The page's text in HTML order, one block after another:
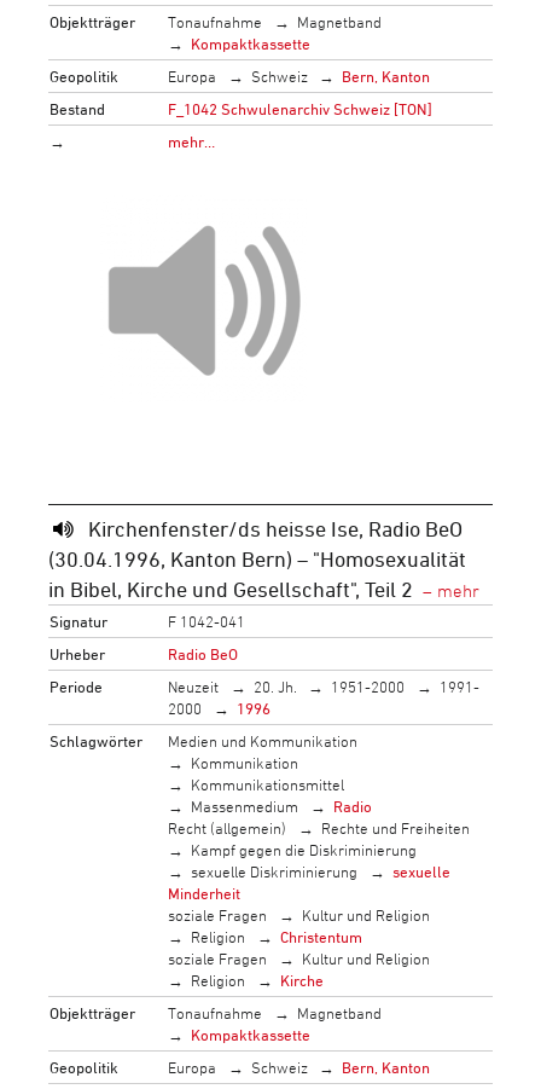
Objektträger
Tonaufnahme
Magnetband
Kompaktkassette
Geopolitik
Europa Schweiz
Bern, Kanton
Bestand
F_1042 Schwulenarchiv Schweiz [TON]
→
mehr…
Kirchenfenster/ds heisse Ise, Radio BeO
(30.04.1996, Kanton Bern) – "Homosexualität
in Bibel, Kirche und Gesellschaft", Teil 2
Signatur
F 1042-041
Urheber
Radio BeO
Periode
Neuzeit 20. Jh. 1951-2000
1991-
2000
1996
Schlagwörter
Medien und Kommunikation
Kommunikation
Kommunikationsmittel
Massenmedium
Radio
Recht (allgemein)
Rechte und Freiheiten
Kampf gegen die Diskriminierung
sexuelle Diskriminierung
sexuelle
Minderheit
soziale Fragen
Kultur und Religion
Religion
Christentum
soziale Fragen
Kultur und Religion
Religion
Kirche
Objektträger
Tonaufnahme
Magnetband
Kompaktkassette
Geopolitik
Europa Schweiz Bern, Kanton